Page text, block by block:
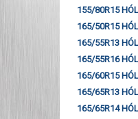
155/80R15
165/50R15
165/55R13
165/55R16
165/60R15
165/65R13
165/65R14